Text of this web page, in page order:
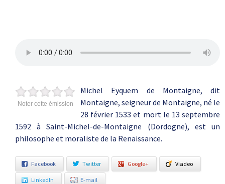
Noter cette émission
Michel Eyquem de Montaigne, dit
Montaigne, seigneur de Montaigne, né le
28 février 1533 et mort le 13 septembre
1592 à Saint-Michel-de-Montaigne (Dordogne), est un
philosophe et moraliste de la Renaissance.
Facebook Twitter Google+ Viadeo
LinkedIn E-mail